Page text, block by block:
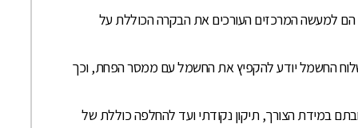
הם למעשה המרכזים העורכים את הבקרה הכוללת על
החשמל יודע להקפיץ את החשמל עם ממסר הפחת, וכך
במידת הצורך, תיקון נקודתי ועד להחלפה כוללת של